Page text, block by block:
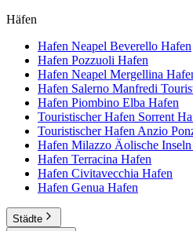
Häfen
Hafen Neapel Beverello Hafen
Hafen Pozzuoli Hafen
Hafen Neapel Mergellina
Hafen Salerno Manfredi
Hafen Piombino Elba Hafen
Touristischer Hafen Sorrent
Touristischer Hafen Anzio
Hafen Milazzo Äolische Inseln
Hafen Terracina Hafen
Hafen Civitavecchia Hafen
Hafen Genua Hafen
Städte